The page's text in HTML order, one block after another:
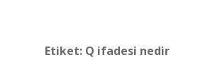
Etiket: Q ifadesi nedir